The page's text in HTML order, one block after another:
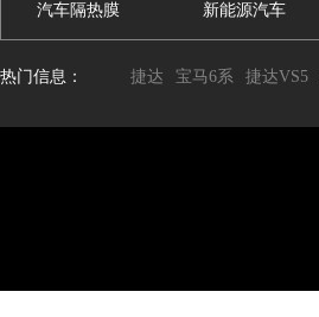
汽车隔热膜
新能源汽车
热门信息： 捷达 宝马6系 捷达VS5